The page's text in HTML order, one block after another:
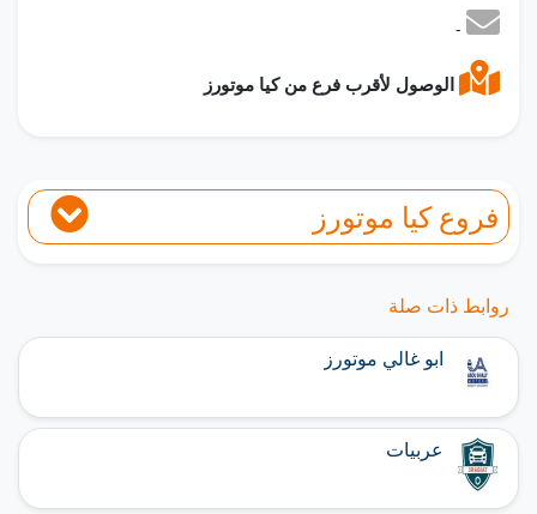
-
فروع كيا موتورز
روابط ذات صلة
ابو غالي موتورز
عربيات